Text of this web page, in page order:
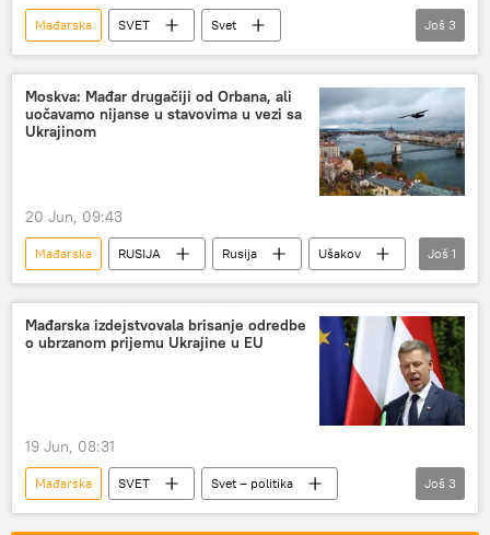
Mađarska SVET
Svet
Svet – politika
Evropska unija (EU)
Ukrajina
Još 3
Moskva: Mađar drugačiji od Orbana, ali
uočavamo nijanse u stavovima u vezi sa
Ukrajinom
20 Jun, 09:43
Mađarska RUSIJA Rusija
Ušakov
premijer
Još 1
Mađarska izdejstvovala brisanje odredbe
o ubrzanom prijemu Ukrajine u EU
19 Jun, 08:31
Mađarska SVET
Svet – politika
Peter Mađar
Evropska unija (EU)
Još 3